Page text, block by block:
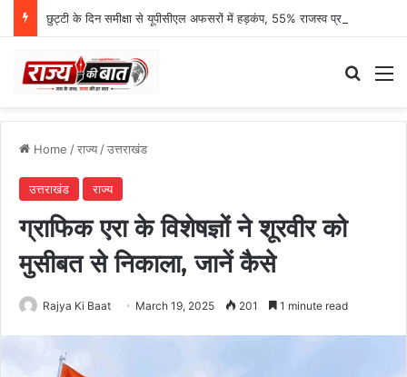
Home /राज्य/उत्तराखंड
उत्तराखंड राज्य
ग्राफिक एरा के विशेषज्ञों ने शूरवीर को
मुसीबत से निकाला, जानें कैसे
Rajya Ki Baat March 19, 2025 201 1 minute read